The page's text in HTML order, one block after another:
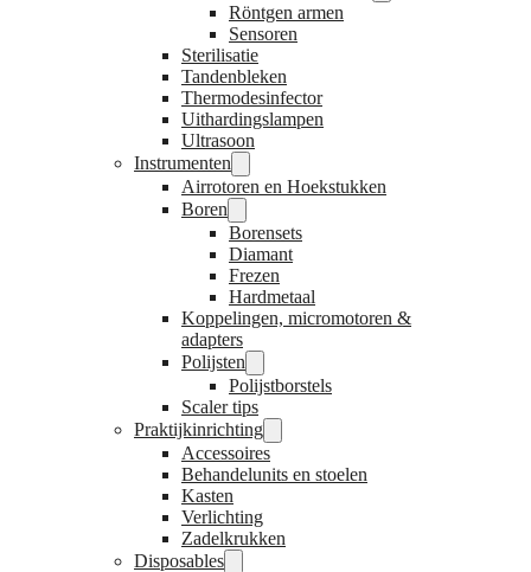
Röntgen armen
Sensoren
Sterilisatie
Tandenbleken
Thermodesinfector
Uithardingslampen
Ultrasoon
Instrumenten
Airrotoren en Hoekstukken
Boren
Borensets
Diamant
Frezen
Hardmetaal
Koppelingen, micromotoren &
adapters
Polijsten
Polijstborstels
Scaler tips
Praktijkinrichting
Accessoires
Behandelunits en stoelen
Kasten
Verlichting
Zadelkrukken
Disposables